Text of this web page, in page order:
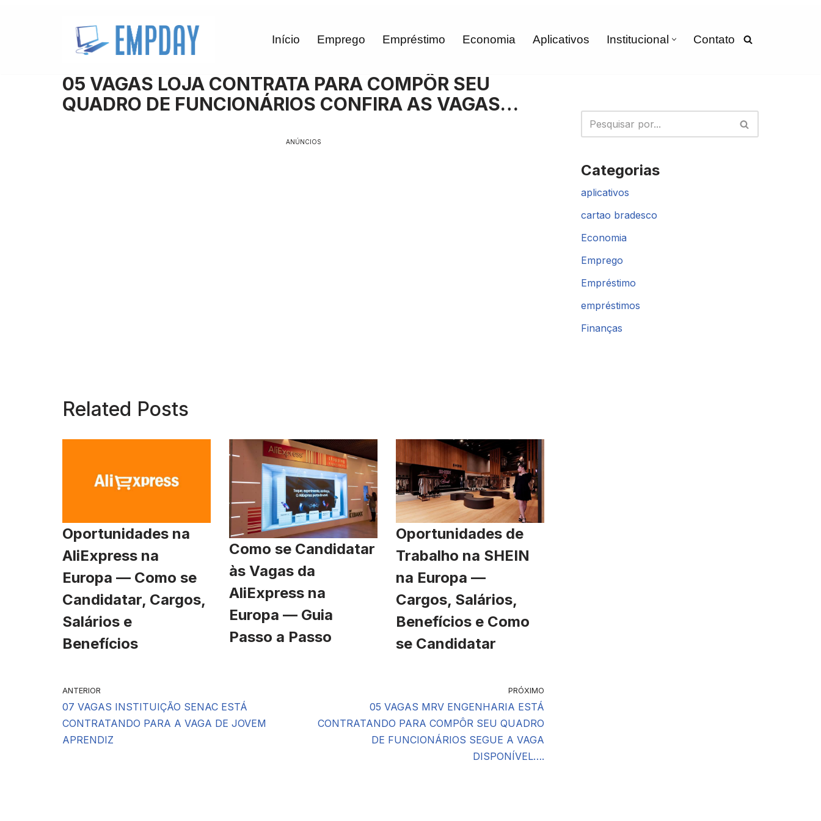
Início Emprego Empréstimo Economia Aplicativos Institucional Contato
05 VAGAS LOJA CONTRATA PARA COMPÔR SEU
QUADRO DE FUNCIONÁRIOS CONFIRA AS VAGAS…
ANÚNCIOS
Related Posts
Oportunidades na
AliExpress na
Europa — Como se
Candidatar, Cargos,
Salários e
Benefícios
Como se Candidatar
às Vagas da
AliExpress na
Europa — Guia
Passo a Passo
Oportunidades de
Trabalho na SHEIN
na Europa —
Cargos, Salários,
Benefícios e Como
se Candidatar
ANTERIOR
07 VAGAS INSTITUIÇÃO SENAC ESTÁ
CONTRATANDO PARA A VAGA DE JOVEM
APRENDIZ
PRÓXIMO
05 VAGAS MRV ENGENHARIA ESTÁ
CONTRATANDO PARA COMPÔR SEU QUADRO
DE FUNCIONÁRIOS SEGUE A VAGA
DISPONÍVEL….
Categorias
aplicativos
cartao bradesco
Economia
Emprego
Empréstimo
empréstimos
Finanças